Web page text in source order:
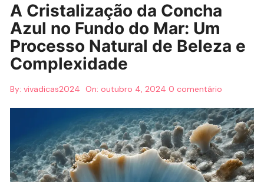
A Cristalização da Concha
Azul no Fundo do Mar: Um
Processo Natural de Beleza e
Complexidade
By: vivadicas2024 On:outubro 4, 2024 0 comentário